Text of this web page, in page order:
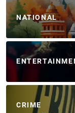
NATIONAL
CRIME